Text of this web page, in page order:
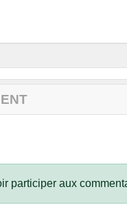
participer aux